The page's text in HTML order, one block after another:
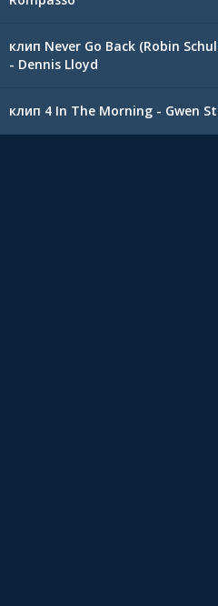
клип Never Go Back (Robin
- Dennis Lloyd
клип 4 In The Morning - Gwen